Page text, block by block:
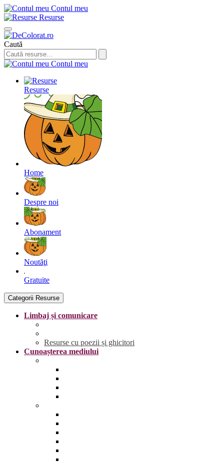
Contul meu
Resurse
Caută
Contul meu
Resurse
Home
Despre noi
Abonament
Noutăţi
Gratuite
Categorii Resurse
Limbaj și comunicare
Resurse cu poezii și ghicitori
Cunoașterea mediului